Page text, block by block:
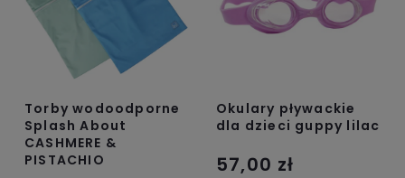
Torby wodoodporne
Splash About
CASHMERE &
PISTACHIO
Okulary pływackie
dla dzieci guppy lilac
57,00 zł